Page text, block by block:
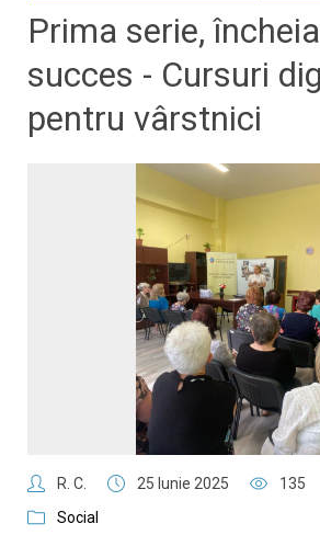
Prima serie,
succes - Cursuri
pentru vârstnici
R. C. 25 Iunie 2025 135
Social